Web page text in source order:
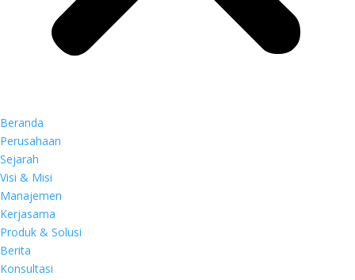
Beranda
Perusahaan
Sejarah
Visi & Misi
Manajemen
Kerjasama
Produk & Solusi
Berita
Konsultasi